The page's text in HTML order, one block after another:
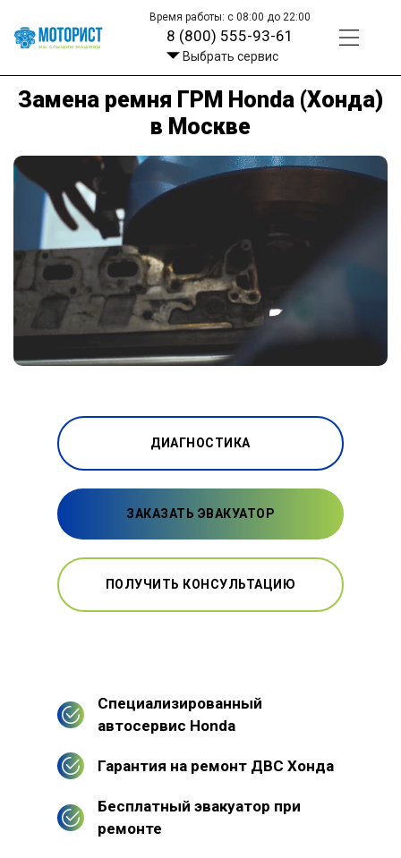
Время работы: с 08:00 до 22:00
8 (800) 555-93-61
Выбрать сервис
Замена ремня ГРМ Honda (Хонда)
в Москве
ДИАГНОСТИКА
ЗАКАЗАТЬ ЭВАКУАТОР
ПОЛУЧИТЬ КОНСУЛЬТАЦИЮ
Специализированный
автосервис Honda
Гарантия на ремонт ДВС Хонда
Бесплатный эвакуатор при
ремонте